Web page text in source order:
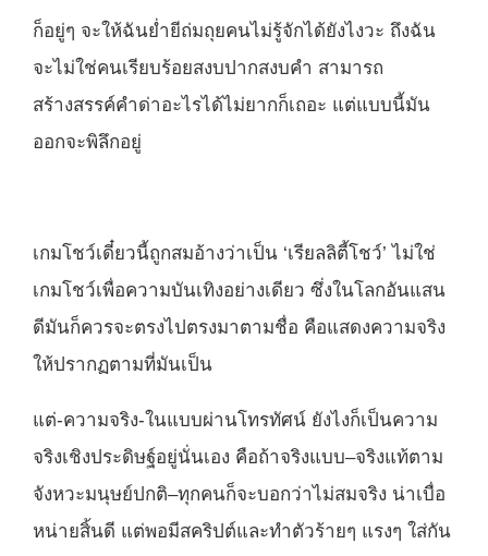
ก็อยู่ๆ จะให้ฉันย่ำยีถ่มถุยคนไม่รู้จักได้ยังไงวะ ถึงฉัน
จะไม่ใช่คนเรียบร้อยสงบปากสงบคำ สามารถ
สร้างสรรค์คำด่าอะไรได้ไม่ยากก็เถอะ แต่แบบนี้มัน
ออกจะพิลึกอยู่
เกมโชว์เดี๋ยวนี้ถูกสมอ้างว่าเป็น ‘เรียลลิตี้โชว์’ ไม่ใช่
เกมโชว์เพื่อความบันเทิงอย่างเดียว ซึ่งในโลกอันแสน
ดีมันก็ควรจะตรงไปตรงมาตามชื่อ คือแสดงความจริง
ให้ปรากฏตามที่มันเป็น
แต่-ความจริง-ในแบบผ่านโทรทัศน์ ยังไงก็เป็นความ
จริงเชิงประดิษฐ์อยู่นั่นเอง คือถ้าจริงแบบ–จริงแท้ตาม
จังหวะมนุษย์ปกติ–ทุกคนก็จะบอกว่าไม่สมจริง น่าเบื่อ
หน่ายสิ้นดี แต่พอมีสคริปต์และทำตัวร้ายๆ แรงๆ ใส่กัน